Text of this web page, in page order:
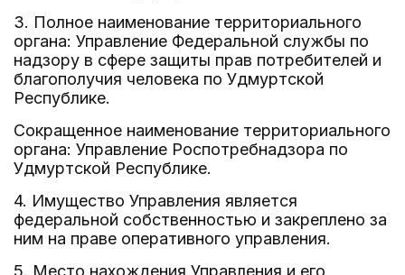
3. Полное наименование территориального
органа: Управление Федеральной службы по
надзору в сфере защиты прав потребителей и
благополучия человека по Удмуртской
Республике.
Сокращенное наименование территориального
органа: Управление Роспотребнадзора по
Удмуртской Республике.
4. Имущество Управления является
федеральной собственностью и закреплено за
ним на праве оперативного управления.
5. Место нахождения Управления и его